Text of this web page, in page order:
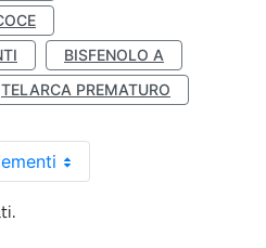
BISFENOLO A
TELARCA PREMATURO